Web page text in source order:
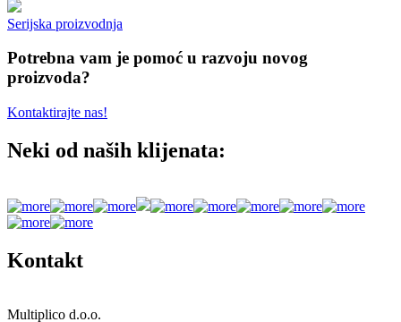
Serijska proizvodnja
Potrebna vam je pomoć u razvoju novog
proizvoda?
Kontaktirajte nas!
Neki od naših klijenata:
Kontakt
Multiplico d.o.o.